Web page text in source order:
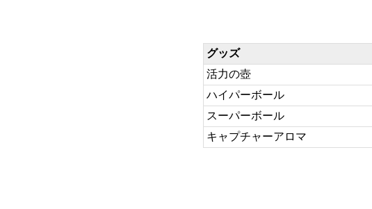
グッズ
活力の壺
ハイパーボール
スーパーボール
キャプチャーアロマ